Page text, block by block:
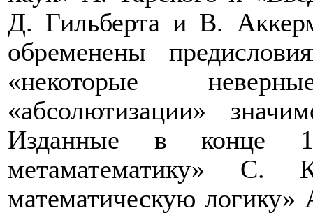
Д. Гильберта и В.
обременены
«некоторые
«абсолютизации»
Изданные в конце
метаматематику»
математическую